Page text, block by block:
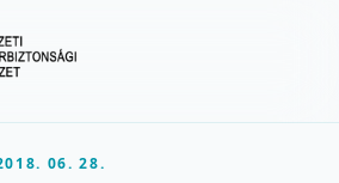
06. 28.